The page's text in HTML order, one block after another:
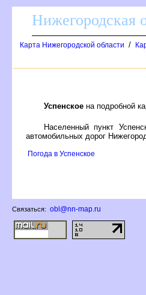
Нижегородская
Карта Нижегородской области /
Успенское на подробной
Населенный пункт
автомобильных дорог
Погода в Успенское
Связаться: obl@nn-map.ru